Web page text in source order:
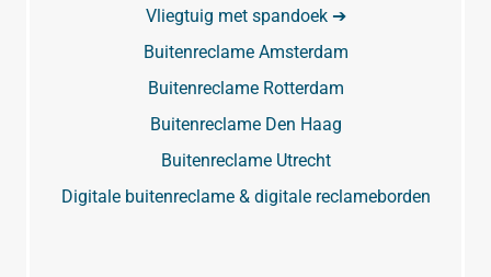
Vliegtuig met spandoek ➔
Buitenreclame Amsterdam
Buitenreclame Rotterdam
Buitenreclame Den Haag
Buitenreclame Utrecht
Digitale buitenreclame & digitale reclameborden